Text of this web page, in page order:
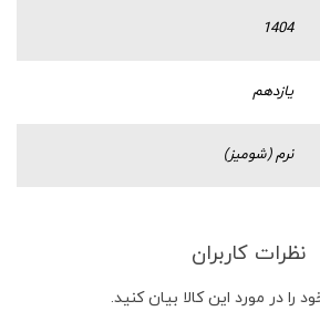
1404
یازدهم
نرم (شومیز)
نظرات کاربران
را در مورد این کالا بیان کنید.